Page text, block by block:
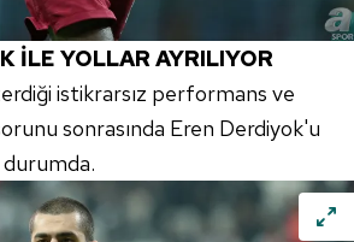
İLE YOLLAR AYRILIYOR
istikrarsız performans ve
sonrasında Eren Derdiyok'u
durumda.